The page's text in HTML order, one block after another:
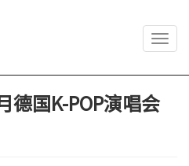
德国K-POP演唱会